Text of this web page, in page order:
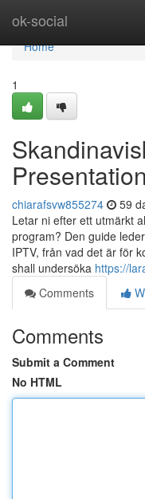
ok-social
Home
Home
1
Presentation
chiarafsvw855274 59
Letar ni efter ett utmärkt
program? Den guide
IPTV, från vad det är för
shall undersöka https://
Comments
Comments
Submit a Comment
No HTML